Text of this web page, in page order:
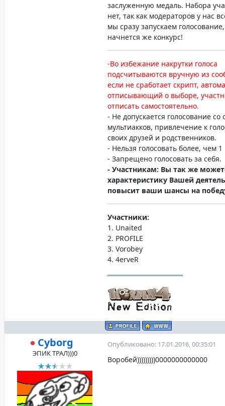
заслуженную медаль. Набора
нет, так как модераторов у нас
мы сразу запускаем
начнется же конкурс!
-Во избежание накрутки голоса
подсчитываются вручную из
если не сработает скрипт,
отписывающий о выборе,
отписать самостоятельно.
- Не допускается голосование со
мультиакков, привлечение к
своих друзей и родственников.
- Нельзя голосовать более, чем 1
- Запрещено голосовать за себя.
- Участникам: Вы так же
характеристику Вашей
повысит ваши шансы на
Участники:
1. Unaited
2. PROFILE
3. Vorobey
4. 4erveR
Cyborg
ЭПИК ТРАЛ)))0
Опубликовано: 17.01.2016, 00:35:01
Воробей)))))))))0000000000000